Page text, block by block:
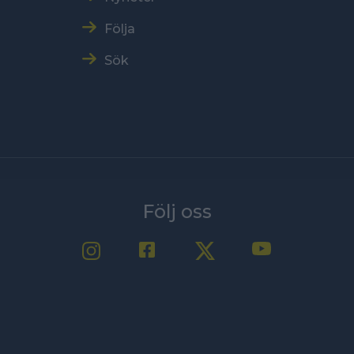
Följa
Sök
Följ oss